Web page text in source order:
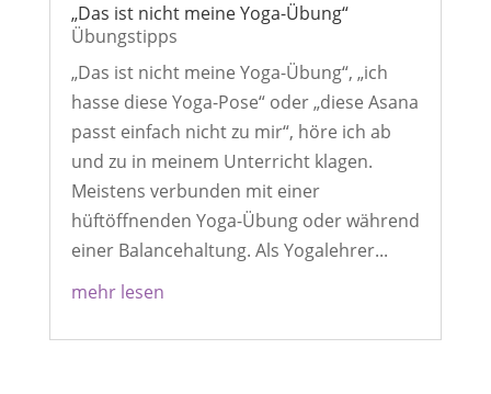
„Das ist nicht meine Yoga-Übung“
Übungstipps
„Das ist nicht meine Yoga-Übung“, „ich
hasse diese Yoga-Pose“ oder „diese Asana
passt einfach nicht zu mir“, höre ich ab
und zu in meinem Unterricht klagen.
Meistens verbunden mit einer
hüftöffnenden Yoga-Übung oder während
einer Balancehaltung. Als Yogalehrer...
mehr lesen